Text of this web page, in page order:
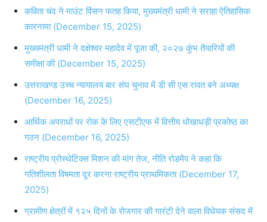
कविता चंद ने माउंट विंसन फतह किया, मुख्यमंत्री धामी ने सराहा ऐतिहासिक
कारनामा (December 15, 2025)
मुख्यमंत्री धामी ने दक्षेश्वर महादेव में पूजा की, २०२७ कुंभ तैयारियों की
समीक्षा की (December 15, 2025)
उत्तराखण्ड उच्च न्यायालय बार संघ चुनाव में डी सी एस रावत बने अध्यक्ष
(December 16, 2025)
आर्थिक अपराधों पर रोक के लिए एसटीएफ में वित्तीय धोखाधड़ी प्रकोष्ठ का
गठन (December 16, 2025)
राष्ट्रीय प्रोस्थेटिक्स मिशन की मांग तेज, नीति रोडमैप ने कहा कि
गतिशीलता विषमता दूर करना राष्ट्रीय प्राथमिकता (December 17,
2025)
ग्रामीण क्षेत्रों में १२५ दिनों के रोजगार की गारंटी देने वाला विधेयक संसद में